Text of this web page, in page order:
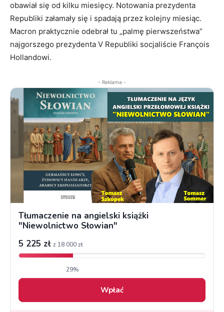
obawiał się od kilku miesięcy. Notowania prezydenta
Republiki załamały się i spadają przez kolejny miesiąc.
Macron praktycznie odebrał tu „palmę pierwszeństwa”
najgorszego prezydenta V Republiki socjaliście François
Hollandowi.
- Reklama -